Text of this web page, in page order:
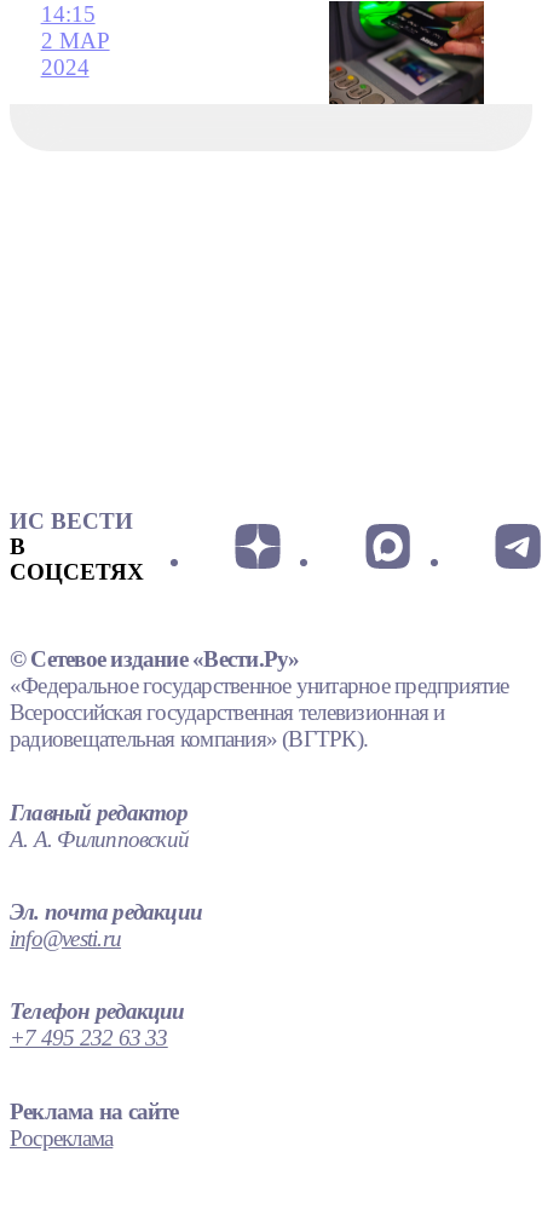
14:15
2 МАР
2024
ИС ВЕСТИ
В
СОЦСЕТЯХ
© Сетевое издание «Вести.Ру»
«Федеральное государственное унитарное предприятие
Всероссийская государственная телевизионная и
радиовещательная компания» (ВГТРК).
Главный редактор
А. А. Филипповский
Эл. почта редакции
info@vesti.ru
Телефон редакции
+7 495 232 63 33
Реклама на сайте
Росреклама